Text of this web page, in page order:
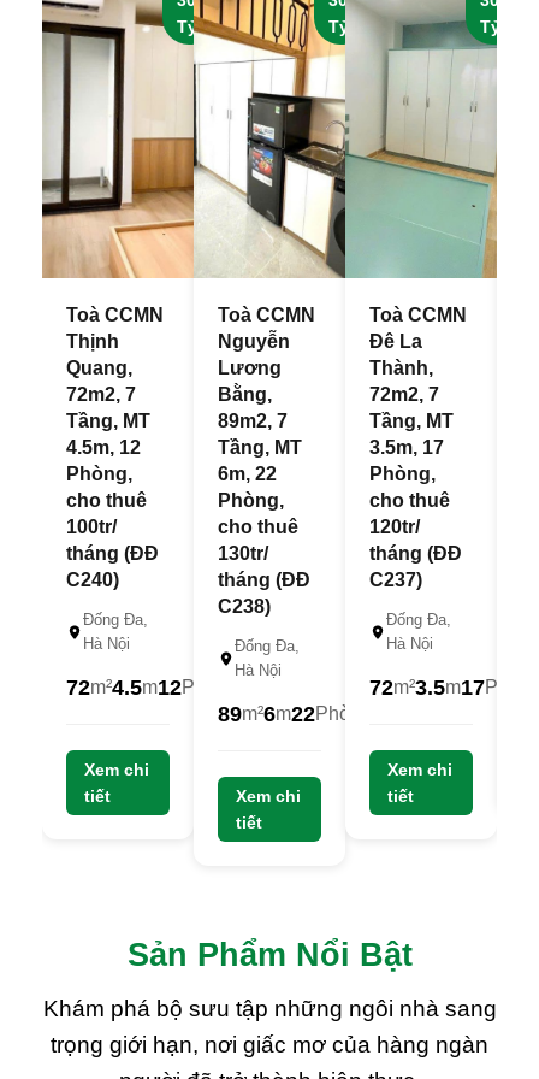
Tỷ
Toà CCMN
Thịnh
Quang,
72m2, 7
Tầng, MT
4.5m, 12
Phòng,
cho thuê
100tr/
tháng (ĐĐ
C240)
Đống Đa,
Hà Nội
72m²4.5m12Phòng
23Tỷ
Xem chi
tiết
Tỷ
Toà CCMN
Nguyễn
Lương
Bằng,
89m2, 7
Tầng, MT
6m, 22
Phòng,
cho thuê
130tr/
tháng (ĐĐ
C238)
Đống Đa,
Hà Nội
89m²6m22Phòng
22.5Tỷ
Xem chi
tiết
Tỷ
Toà CCMN
Đê La
Thành,
72m2, 7
Tầng, MT
3.5m, 17
Phòng,
cho thuê
120tr/
tháng (ĐĐ
C237)
Đống Đa,
Hà Nội
72m²3.5m17
22Tỷ
Xem chi
tiết
Sản Phẩm Nổi Bật
Khám phá bộ sưu tập những ngôi nhà sang
trọng giới hạn, nơi giấc mơ của hàng ngàn